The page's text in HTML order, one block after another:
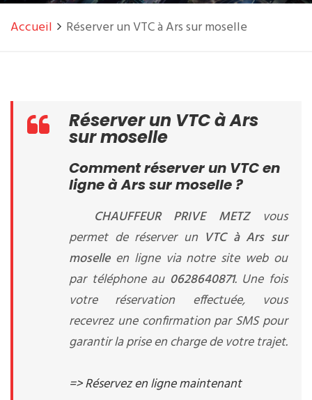
Accueil Réserver un VTC à Ars sur moselle
Réserver un VTC à Ars
sur moselle
Comment réserver un VTC en
ligne à Ars sur moselle ?
CHAUFFEUR PRIVE METZ vous
permet de réserver un VTC à Ars sur
moselleen ligne via notre site web ou
par téléphone au 0628640871. Une fois
votre réservation effectuée, vous
recevrez une confirmation par SMS pour
garantir la prise en charge de votre trajet.
=> Réservez en ligne maintenant